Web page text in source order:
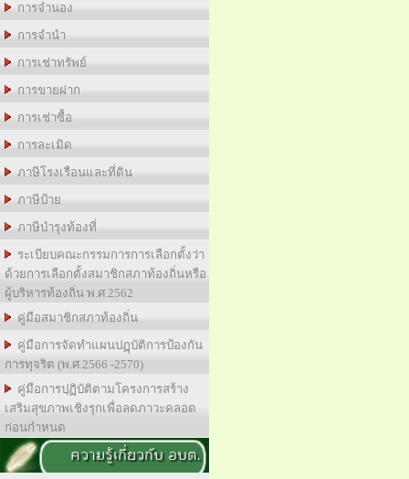
การจำนอง
การจำนำ
การเช่าทรัพย์
การขายฝาก
การเช่าซื้อ
การละเมิด
ภาษีโรงเรือนและที่ดิน
ภาษีป้าย
ภาษีบำรุงท้องที่
ระเบียบคณะกรรมการการเลือกตั้งว่า
ด้วยการเลือกตั้งสมาชิกสภาท้องถิ่นหรือ
ผู้บริหารท้องถิ่น พ.ศ.2562
คู่มือสมาชิกสภาท้องถิ่น
คู่มือการจัดทำแผนปฏฺบัติการป้องกัน
การทุจริต (พ.ศ.2566 -2570)
คู่มือการปฺฏิบัติตามโครงการสร้าง
เสริมสุขภาพเชิงรุกเพื่อลดภาวะคลอด
ก่อนกำหนด
ความรู้เกี่ยวกับ อบต.